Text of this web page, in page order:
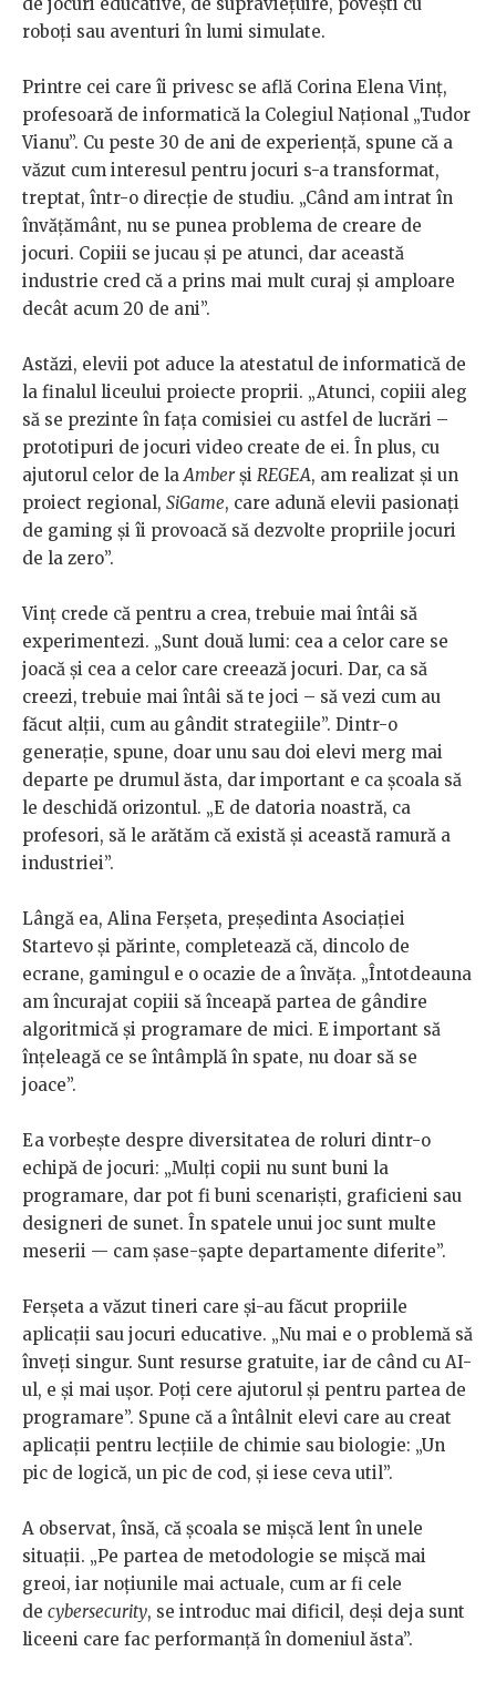
roboți sau aventuri în lumi simulate.
Printre cei care îi privesc se află Corina Elena Vinț,
profesoară de informatică la Colegiul Național „Tudor
Vianu”. Cu peste 30 de ani de experiență, spune că a
văzut cum interesul pentru jocuri s-a transformat,
treptat, într-o direcție de studiu. „Când am intrat în
învățământ, nu se punea problema de creare de
jocuri. Copiii se jucau și pe atunci, dar această
industrie cred că a prins mai mult curaj și amploare
decât acum 20 de ani”.
Astăzi, elevii pot aduce la atestatul de informatică de
la finalul liceului proiecte proprii. „Atunci, copiii aleg
să se prezinte în fața comisiei cu astfel de lucrări –
prototipuri de jocuri video create de ei. În plus, cu
ajutorul celor de laAmberși REGEA, am realizat și un
proiect regional, SiGame, care adună elevii pasionați
de gaming și îi provoacă să dezvolte propriile jocuri
de la zero”.
Vinț crede că pentru a crea, trebuie mai întâi să
experimentezi. „Sunt două lumi: cea a celor care se
joacă și cea a celor care creează jocuri. Dar, ca să
creezi, trebuie mai întâi să te joci – să vezi cum au
făcut alții, cum au gândit strategiile”. Dintr-o
generație, spune, doar unu sau doi elevi merg mai
departe pe drumul ăsta, dar important e ca școala să
le deschidă orizontul. „E de datoria noastră, ca
profesori, să le arătăm că există și această ramură a
industriei”.
Lângă ea, Alina Ferșeta, președinta Asociației
Startevo și părinte, completează că, dincolo de
ecrane, gamingul e o ocazie de a învăța. „Întotdeauna
am încurajat copiii să înceapă partea de gândire
algoritmică și programare de mici. E important să
înțeleagă ce se întâmplă în spate, nu doar să se
joace”.
Ea vorbește despre diversitatea de roluri dintr-o
echipă de jocuri: „Mulți copii nu sunt buni la
programare, dar pot fi buni scenariști, graficieni sau
designeri de sunet. În spatele unui joc sunt multe
meserii — cam șase-șapte departamente diferite”.
Ferșeta a văzut tineri care și-au făcut propriile
aplicații sau jocuri educative. „Nu mai e o problemă să
înveți singur. Sunt resurse gratuite, iar de când cu AI-
ul, e și mai ușor. Poți cere ajutorul și pentru partea de
programare”. Spune că a întâlnit elevi care au creat
aplicații pentru lecțiile de chimie sau biologie: „Un
pic de logică, un pic de cod, și iese ceva util”.
A observat, însă, că școala se mișcă lent în unele
situații. „Pe partea de metodologie se mișcă mai
greoi, iar noțiunile mai actuale, cum ar fi cele
de cybersecurity, se introduc mai dificil, deși deja sunt
liceeni care fac performanță în domeniul ăsta”.